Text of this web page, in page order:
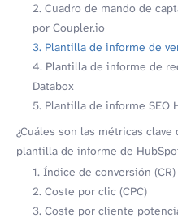
2. Cuadro de mando de
por Coupler.io
3. Plantilla de informe de
4. Plantilla de informe de
Databox
5. Plantilla de informe SEO
¿Cuáles son las métricas
plantilla de informe de
1. Índice de conversión (CR)
2. Coste por clic (CPC)
3. Coste por cliente